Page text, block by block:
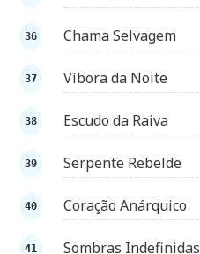
Chama Selvagem
Víbora da Noite
Escudo da Raiva
Serpente Rebelde
Coração Anárquico
Sombras Indefinidas